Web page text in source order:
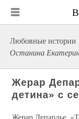
Любовные истории
Останина
Жерар
детина» с
Жерар Депардье.